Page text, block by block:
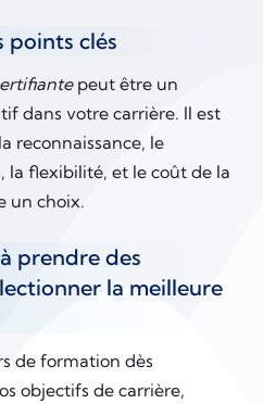
points clés
peut être un
dans votre carrière. Il est
reconnaissance, le
la flexibilité, et le coût de la
un choix.
prendre des
la meilleure
de formation dès
objectifs de carrière,